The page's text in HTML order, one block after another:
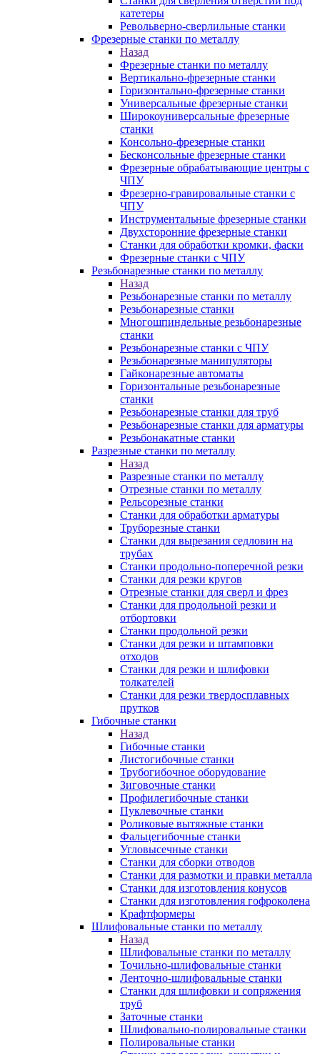
катетеры
Револьверно-сверлильные станки
Фрезерные станки по металлу
Назад
Фрезерные станки по металлу
Вертикально-фрезерные станки
Горизонтально-фрезерные станки
Универсальные фрезерные станки
Широкоуниверсальные фрезерные
станки
Консольно-фрезерные станки
Бесконсольные фрезерные станки
Фрезерные обрабатывающие центры с
ЧПУ
Фрезерно-гравировальные станки с
ЧПУ
Инструментальные фрезерные станки
Двухсторонние фрезерные станки
Станки для обработки кромки, фаски
Фрезерные станки с ЧПУ
Резьбонарезные станки по металлу
Назад
Резьбонарезные станки по металлу
Резьбонарезные станки
Многошпиндельные резьбонарезные
станки
Резьбонарезные станки с ЧПУ
Резьбонарезные манипуляторы
Гайконарезные автоматы
Горизонтальные резьбонарезные
станки
Резьбонарезные станки для труб
Резьбонарезные станки для арматуры
Резьбонакатные станки
Разрезные станки по металлу
Назад
Разрезные станки по металлу
Отрезные станки по металлу
Рельсорезные станки
Станки для обработки арматуры
Труборезные станки
Станки для вырезания седловин на
трубаx
Станки продольно-поперечной резки
Станки для резки кругов
Отрезные станки для сверл и фрез
Станки для продольной резки и
отбортовки
Станки продольной резки
Станки для резки и штамповки
отходов
Станки для резки и шлифовки
толкателей
Станки для резки твердосплавных
прутков
Гибочные станки
Назад
Гибочные станки
Листогибочные станки
Трубогибочное оборудование
Зиговочные станки
Профилегибочные станки
Пуклевочные станки
Роликовые вытяжные станки
Фальцегибочные станки
Угловысечные станки
Станки для сборки отводов
Станки для размотки и правки металла
Станки для изготовления конусов
Станки для изготовления гофроколена
Крафтформеры
Шлифовальные станки по металлу
Назад
Шлифовальные станки по металлу
Точильно-шлифовальные станки
Ленточно-шлифовальные станки
Станки для шлифовки и сопряжения
труб
Заточные станки
Шлифовально-полировальные станки
Полировальные станки